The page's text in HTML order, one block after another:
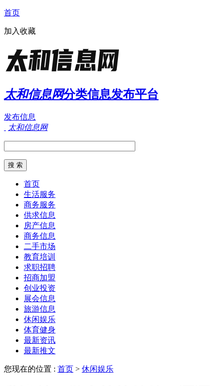
首页
加入收藏
太和信息网分类信息发布平台
发布信息
太和信息网
首页
生活服务
商务服务
供求信息
房产信息
商务信息
二手市场
教育培训
求职招聘
招商加盟
创业投资
展会信息
旅游信息
休闲娱乐
体育健身
最新资讯
最新推文
您现在的位置 : 首页 > 休闲娱乐